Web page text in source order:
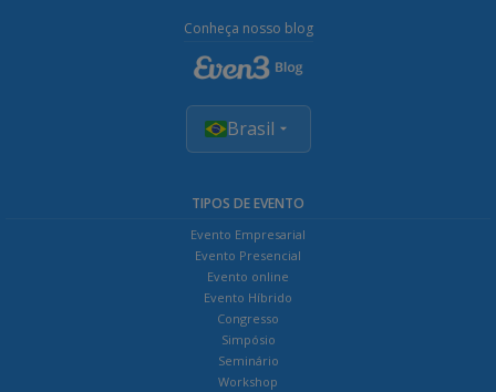
Conheça nosso blog
Brasil
TIPOS DE EVENTO
Evento Empresarial
Evento Presencial
Evento online
Evento Híbrido
Congresso
Simpósio
Seminário
Workshop